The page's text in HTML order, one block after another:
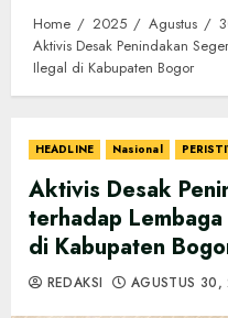
Home 2025 Agustus
Aktivis Desak Penindakan
Ilegal di Kabupaten Bogor
HEADLINE Nasional
Aktivis Desak
terhadap
di Kabupaten
REDAKSI AGUSTUS